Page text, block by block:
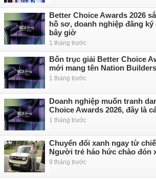
Better Choice Awards 2026
hồ sơ, doanh nghiệp đăng
bây giờ
1 tháng trước
Bốn trục giải Better Choice
mới mang tên Nation
1 tháng trước
Doanh nghiệp muốn tranh
Choice Awards 2026, đây là
1 tháng trước
Chuyển đổi xanh ngay từ
Người trẻ háo hức chào đón
9 tháng trước